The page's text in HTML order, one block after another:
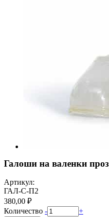
Галоши на валенки
Артикул:
ГАЛ-С-П2
380,00 ₽
Количество - +